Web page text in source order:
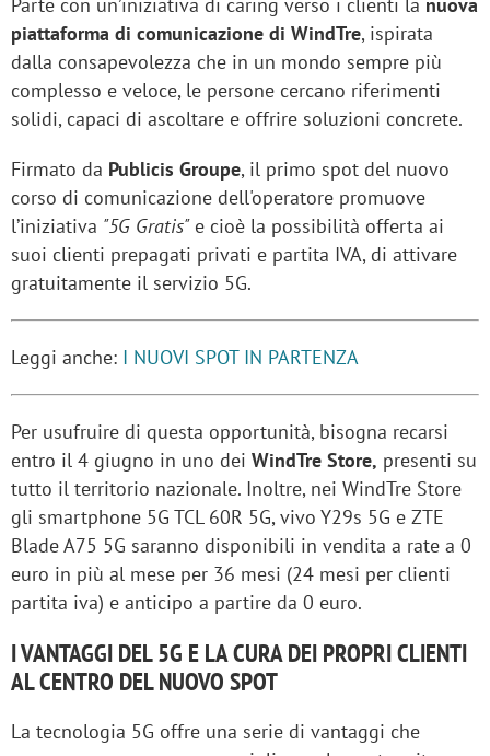
Parte con un’iniziativa di caring verso i clienti la nuova
piattaforma di comunicazione di WindTre, ispirata
dalla consapevolezza che in un mondo sempre più
complesso e veloce, le persone cercano riferimenti
solidi, capaci di ascoltare e offrire soluzioni concrete.
Firmato da Publicis Groupe, il primo spot del nuovo
corso di comunicazione dell'operatore promuove
l’iniziativa "5G Gratis"e cioè la possibilità offerta ai
suoi clienti prepagati privati e partita IVA, di attivare
gratuitamente il servizio 5G.
Leggi anche: I NUOVI SPOT IN PARTENZA
Per usufruire di questa opportunità, bisogna recarsi
entro il 4 giugno in uno dei WindTre Store, presenti su
tutto il territorio nazionale. Inoltre, nei WindTre Store
gli smartphone 5G TCL 60R 5G, vivo Y29s 5G e ZTE
Blade A75 5G saranno disponibili in vendita a rate a 0
euro in più al mese per 36 mesi (24 mesi per clienti
partita iva) e anticipo a partire da 0 euro.
I VANTAGGI DEL 5G E LA CURA DEI PROPRI CLIENTI
AL CENTRO DEL NUOVO SPOT
La tecnologia 5G offre una serie di vantaggi che